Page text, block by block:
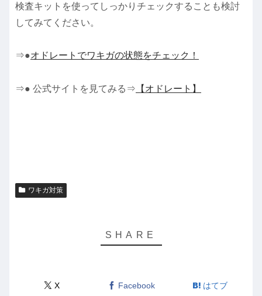
検査キットを使ってしっかりチェックすることも検討
してみてください。
⇒●オドレートでワキガの状態をチェック！
⇒● 公式サイトを見てみる⇒ 【オドレート】
ワキガ対策
X Facebook はてブ